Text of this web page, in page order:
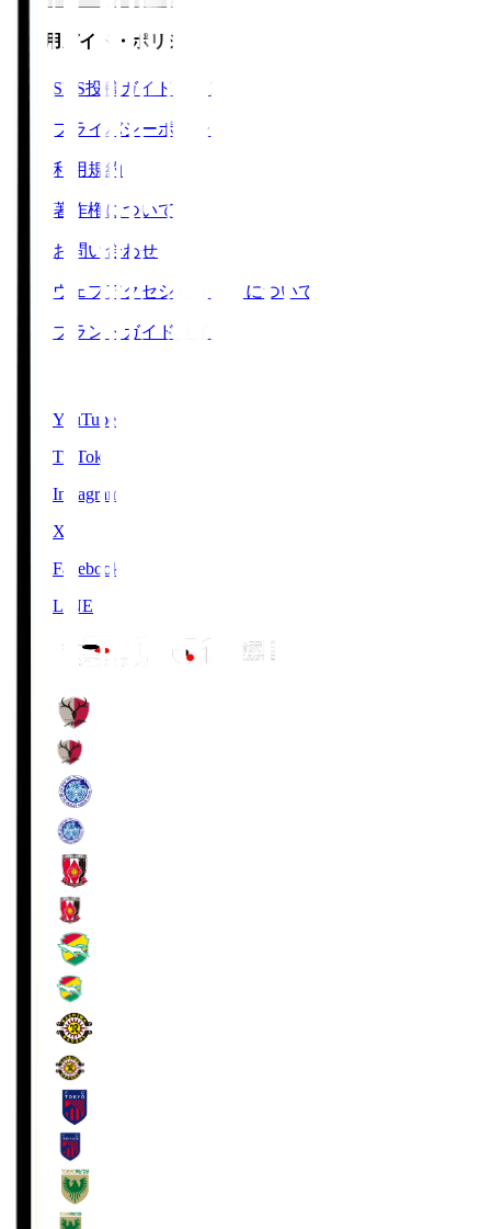
ご利用ガイド・ポリシー
SNS投稿ガイドライン
プライバシーポリシー
利用規約
著作権について
お問い合わせ
ウェブアクセシビリティについて
ブランドガイドライン
YouTube
TikTok
Instagram
X
Facebook
LINE